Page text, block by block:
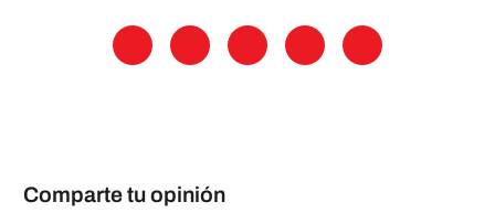
Comparte tu opinión